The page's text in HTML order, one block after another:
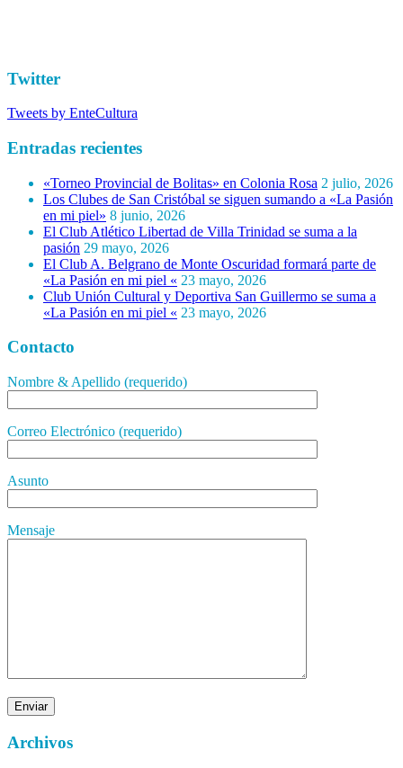
Twitter
Tweets by EnteCultura
Entradas recientes
«Torneo Provincial de Bolitas» en Colonia Rosa 2 julio, 2026
Los Clubes de San Cristóbal se siguen sumando a «La Pasión
en mi piel» 8 junio, 2026
El Club Atlético Libertad de Villa Trinidad se suma a la
pasión 29 mayo, 2026
El Club A. Belgrano de Monte Oscuridad formará parte de
«La Pasión en mi piel « 23 mayo, 2026
Club Unión Cultural y Deportiva San Guillermo se suma a
«La Pasión en mi piel « 23 mayo, 2026
Contacto
Nombre & Apellido (requerido)
Correo Electrónico (requerido)
Asunto
Mensaje
Archivos